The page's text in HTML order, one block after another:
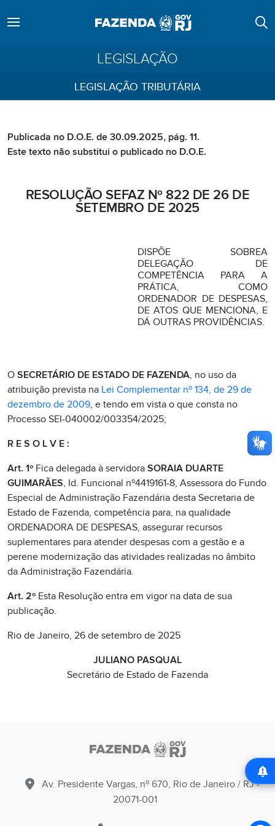
LEGISLAÇÃO
LEGISLAÇÃO TRIBUTÁRIA
Publicada no D.O.E. de 30.09.2025, pág. 11.
Este texto não substitui o publicado no D.O.E.
RESOLUÇÃO SEFAZ Nº 822 DE 26 DE
SETEMBRO DE 2025
DISPÕE SOBREA
DELEGAÇÃO DE
COMPETÊNCIA PARA A
PRÁTICA, COMO
ORDENADOR DE DESPESAS,
DE ATOS QUE MENCIONA, E
DÁ OUTRAS PROVIDÊNCIAS.
O SECRETÁRIO DE ESTADO DE FAZENDA, no uso da
atribuição prevista na Lei Complementar nº 134, de 29 de
dezembro de 2009, e tendo em vista o que consta no
Processo SEI-040002/003354/2025;
R E S O L V E :
Art. 1º Fica delegada à servidora SORAIA DUARTE
GUIMARÃES, Id. Funcional nº4419161-8, Assessora do Fundo
Especial de Administração Fazendária desta Secretaria de
Estado de Fazenda, competência para, na qualidade
ORDENADORA DE DESPESAS, assegurar recursos
suplementares para atender despesas com a gestão e a
perene modernização das atividades realizadas no âmbito
da Administração Fazendária.
Art. 2º Esta Resolução entra em vigor na data de sua
publicação.
Rio de Janeiro, 26 de setembro de 2025
JULIANO PASQUAL
Secretário de Estado de Fazenda
Av. Presidente Vargas, nº 670, Rio de Janeiro / RJ -
20071-001